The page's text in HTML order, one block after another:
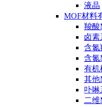
液晶
MOF材料
羧酸
卤素
含氮
含氮
有机
其他
卟啉
二